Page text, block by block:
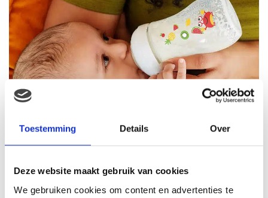
Toestemming Details Over
Deze website maakt gebruik van cookies
We gebruiken cookies om content en advertenties te